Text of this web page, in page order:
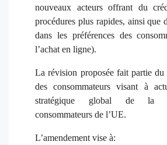
nouveaux acteurs offrant du
procédures plus rapides, ainsi que
dans les préférences des
l’achat en ligne).
La révision proposée fait partie
des consommateurs visant à
stratégique global de la
consommateurs de l’UE.
L’amendement vise à: